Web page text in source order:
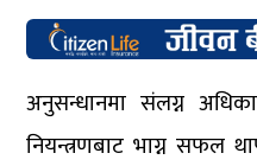
अनुसन्धानमा संलग्न
नियन्त्रणबाट भाग्न सफल